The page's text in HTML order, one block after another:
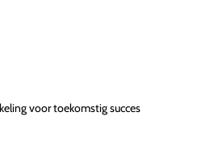
voor toekomstig succes